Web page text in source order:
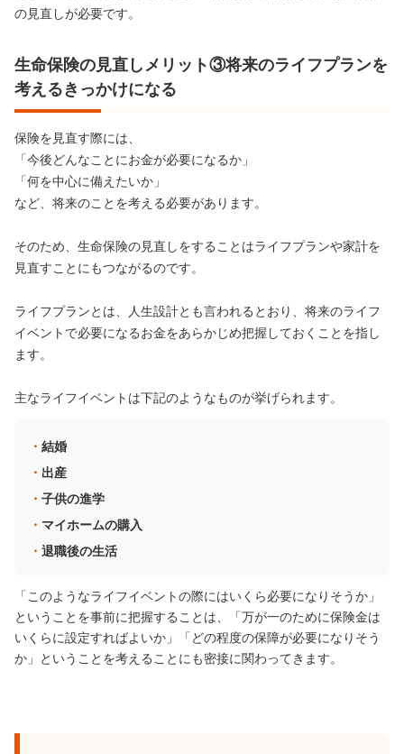
の見直しが必要です。
生命保険の見直しメリット③将来のライフプランを
考えるきっかけになる
保険を見直す際には、
「今後どんなことにお金が必要になるか」
「何を中心に備えたいか」
など、将来のことを考える必要があります。
そのため、生命保険の見直しをすることはライフプランや家計を
見直すことにもつながるのです。
ライフプランとは、人生設計とも言われるとおり、将来のライフ
イベントで必要になるお金をあらかじめ把握しておくことを指し
ます。
主なライフイベントは下記のようなものが挙げられます。
結婚
出産
子供の進学
マイホームの購入
退職後の生活
「このようなライフイベントの際にはいくら必要になりそうか」
ということを事前に把握することは、「万が一のために保険金は
いくらに設定すればよいか」「どの程度の保障が必要になりそう
か」ということを考えることにも密接に関わってきます。